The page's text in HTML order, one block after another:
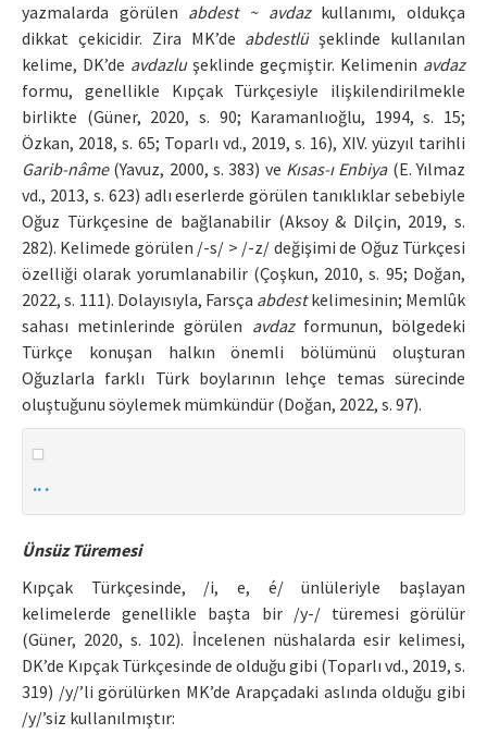
yazmalarda görülen abdest ~ avdazkullanımı, oldukça
dikkat çekicidir. Zira MK’de abdestlüşeklinde kullanılan
kelime, DK’de avdazluşeklinde geçmiştir. Kelimenin avdaz
formu, genellikle Kıpçak Türkçesiyle ilişkilendirilmekle
birlikte (Güner, 2020, s. 90; Karamanlıoğlu, 1994, s. 15;
Özkan, 2018, s. 65; Toparlı vd., 2019, s. 16), XIV. yüzyıl tarihli
Garib-nâme(Yavuz, 2000, s. 383) ve Kısas-ı Enbiya(E. Yılmaz
vd., 2013, s. 623) adlı eserlerde görülen tanıklıklar sebebiyle
Oğuz Türkçesine de bağlanabilir (Aksoy & Dilçin, 2019, s.
282). Kelimede görülen /-s/ > /-z/ değişimi de Oğuz Türkçesi
özelliği olarak yorumlanabilir (Çoşkun, 2010, s. 95; Doğan,
2022, s. 111). Dolayısıyla, Farsça abdestkelimesinin; Memlûk
sahası metinlerinde görülen avdazformunun, bölgedeki
Türkçe konuşan halkın önemli bölümünü oluşturan
Oğuzlarla farklı Türk boylarının lehçe temas sürecinde
oluştuğunu söylemek mümkündür (Doğan, 2022, s. 97).
.. .
Ünsüz Türemesi
Kıpçak Türkçesinde, /i, e, é/ ünlüleriyle başlayan
kelimelerde genellikle başta bir /y-/ türemesi görülür
(Güner, 2020, s. 102). İncelenen nüshalarda esir kelimesi,
DK’de Kıpçak Türkçesinde de olduğu gibi (Toparlı vd., 2019, s.
319) /y/’li görülürken MK’de Arapçadaki aslında olduğu gibi
/y/’siz kullanılmıştır: